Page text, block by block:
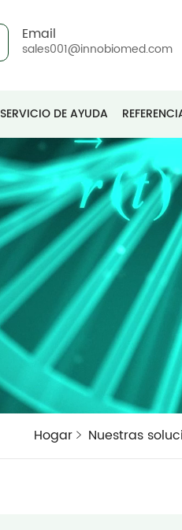
Email
sales001@innobiomed.com
SERVICIO DE AYUDA
Hogar Nuestras